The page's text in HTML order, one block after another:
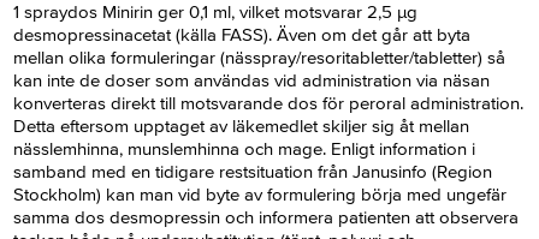
1 spraydos Minirin ger 0,1 ml, vilket motsvarar 2,5 µg
desmopressinacetat (källa FASS). Även om det går att byta
mellan olika formuleringar (nässpray/resoritabletter/tabletter) så
kan inte de doser som användas vid administration via näsan
konverteras direkt till motsvarande dos för peroral administration.
Detta eftersom upptaget av läkemedlet skiljer sig åt mellan
nässlemhinna, munslemhinna och mage. Enligt information i
samband med en tidigare restsituation från Janusinfo (Region
Stockholm) kan man vid byte av formulering börja med ungefär
samma dos desmopressin och informera patienten att observera